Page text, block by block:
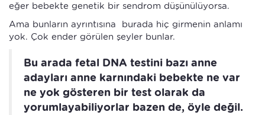
eğer bebekte genetik bir sendrom düşünülüyorsa.
Ama bunların ayrıntısına burada hiç girmenin anlamı
yok. Çok ender görülen şeyler bunlar.
Bu arada fetal DNA testini bazı anne
adayları anne karnındaki bebekte ne var
ne yok gösteren bir test olarak da
yorumlayabiliyorlar bazen de, öyle değil.